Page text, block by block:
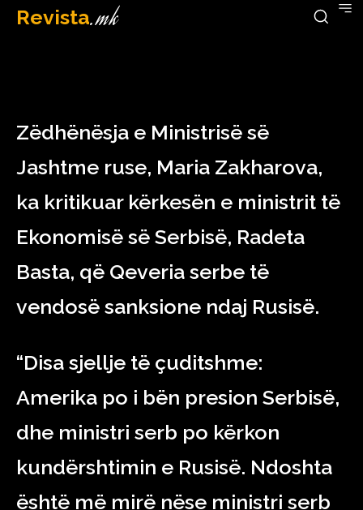
Revista.mk
March 14, 2023
Zëdhënësja e Ministrisë së
Jashtme ruse, Maria Zakharova,
ka kritikuar kërkesën e ministrit të
Ekonomisë së Serbisë, Radeta
Basta, që Qeveria serbe të
vendosë sanksione ndaj Rusisë.
“Disa sjellje të çuditshme:
Amerika po i bën presion Serbisë,
dhe ministri serb po kërkon
kundërshtimin e Rusisë. Ndoshta
është më mirë nëse ministri serb